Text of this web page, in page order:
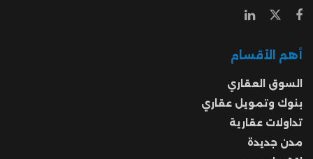
أهم الأقسام
السوق العقاري
بنوك وتمويل عقاري
تداولات عقارية
مدن جديدة